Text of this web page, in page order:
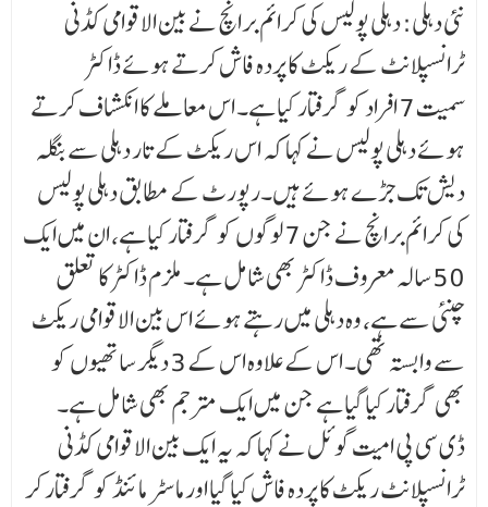
نئی دہلی: دہلی پولیس کی کرائم برانچ نے بین الاقوامی کڈنی
ٹرانسپلانٹ کے ریکٹ کا پردہ فاش کرتے ہوئے ڈاکٹر
سمیت 7 افراد کو گرفتار کیا ہے۔ اس معاملے کا انکشاف کرتے
ہوئے دہلی پولیس نے کہا کہ اس ریکٹ کے تار دہلی سے بنگلہ
دیش تک جڑے ہوئے ہیں۔رپورٹ کے مطابق دہلی پولیس
کی کرائم برانچ نے جن 7 لوگوں کو گرفتار کیا ہے، ان میں ایک
50 سالہ معروف ڈاکٹر بھی شامل ہے۔ ملزم ڈاکٹر کا تعلق
چنئی سے ہے، وہ دہلی میں رہتے ہوئے اس بین الاقوامی ریکٹ
سے وابستہ تھی۔ اس کے علاوہ اس کے 3 دیگر ساتھیوں کو
بھی گرفتار کیا گیا ہے جن میں ایک مترجم بھی شامل ہے۔
ڈی سی پی امیت گوئل نے کہا کہ یہ ایک بین الاقوامی کڈنی
ٹرانسپلانٹ ریکٹ کا پردہ فاش کیا گیا اور ماسٹر مائنڈ کو گرفتار کر